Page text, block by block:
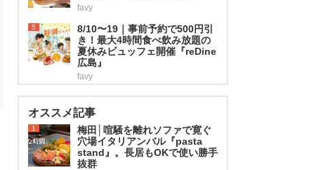
favy
5
8/10〜19｜事前予約で500円引
き！最大4時間食べ飲み放題の
夏休みビュッフェ開催『reDine
広島』
favy
オススメ記事
1
梅田│喧騒を離れソファで寛ぐ
穴場イタリアンバル『pasta
stand』。長居もOKで使い勝手
抜群